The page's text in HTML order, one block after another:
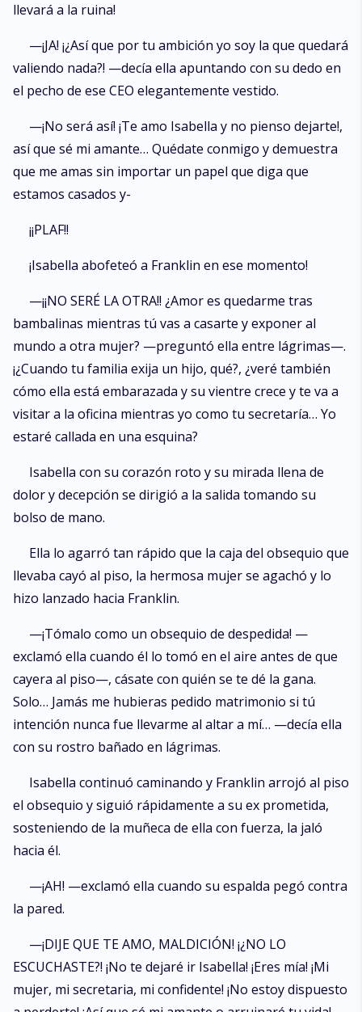
llevará a la ruina!
—¡JA! ¡¿Así que por tu ambición yo soy la que quedará
valiendo nada?! —decía ella apuntando con su dedo en
el pecho de ese CEO elegantemente vestido.
—¡No será así! ¡Te amo Isabella y no pienso dejarte!,
así que sé mi amante… Quédate conmigo y demuestra
que me amas sin importar un papel que diga que
estamos casados y-
¡¡PLAF!!
¡Isabella abofeteó a Franklin en ese momento!
—¡¡NO SERÉ LA OTRA!! ¿Amor es quedarme tras
bambalinas mientras tú vas a casarte y exponer al
mundo a otra mujer? —preguntó ella entre lágrimas—.
¡¿Cuando tu familia exija un hijo, qué?, ¿veré también
cómo ella está embarazada y su vientre crece y te va a
visitar a la oficina mientras yo como tu secretaría… Yo
estaré callada en una esquina?
Isabella con su corazón roto y su mirada llena de
dolor y decepción se dirigió a la salida tomando su
bolso de mano.
Ella lo agarró tan rápido que la caja del obsequio que
llevaba cayó al piso, la hermosa mujer se agachó y lo
hizo lanzado hacia Franklin.
—¡Tómalo como un obsequio de despedida! —
exclamó ella cuando él lo tomó en el aire antes de que
cayera al piso—, cásate con quién se te dé la gana.
Solo… Jamás me hubieras pedido matrimonio si tú
intención nunca fue llevarme al altar a mí… —decía ella
con su rostro bañado en lágrimas.
Isabella continuó caminando y Franklin arrojó al piso
el obsequio y siguió rápidamente a su ex prometida,
sosteniendo de la muñeca de ella con fuerza, la jaló
hacia él.
—¡AH! —exclamó ella cuando su espalda pegó contra
la pared.
—¡DIJE QUE TE AMO, MALDICIÓN! ¡¿NO LO
ESCUCHASTE?! ¡No te dejaré ir Isabella! ¡Eres mía! ¡Mi
mujer, mi secretaria, mi confidente! ¡No estoy dispuesto